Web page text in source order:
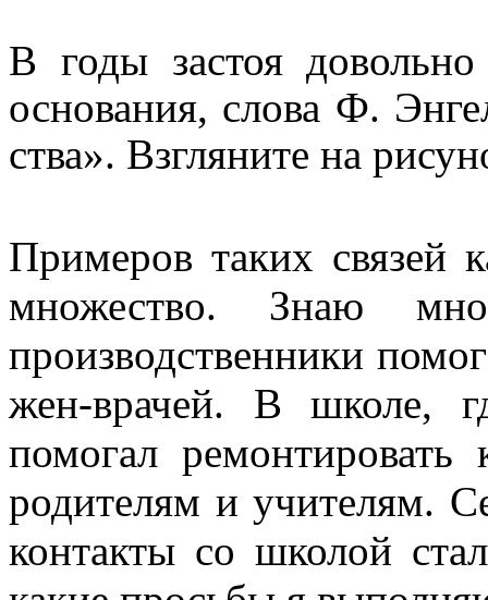
В годы застоя
основания, слова Ф.
ства». Взгляните на
Примеров таких связей
множество. Знаю
производственники
жен-врачей. В школе,
помогал ремонтировать
родителям и учителям.
контакты со школой